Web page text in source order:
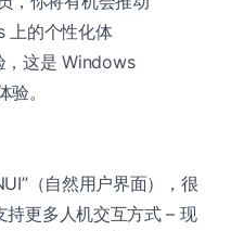
上的个性化体
这是 Windows
验。
（自然用户界面），很
更多人机交互方式 – 现